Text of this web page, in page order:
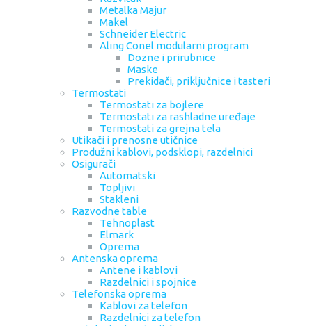
Metalka Majur
Makel
Schneider Electric
Aling Conel modularni program
Dozne i prirubnice
Maske
Prekidači, priključnice i tasteri
Termostati
Termostati za bojlere
Termostati za rashladne uređaje
Termostati za grejna tela
Utikači i prenosne utičnice
Produžni kablovi, podsklopi, razdelnici
Osigurači
Automatski
Topljivi
Stakleni
Razvodne table
Tehnoplast
Elmark
Oprema
Antenska oprema
Antene i kablovi
Razdelnici i spojnice
Telefonska oprema
Kablovi za telefon
Razdelnici za telefon